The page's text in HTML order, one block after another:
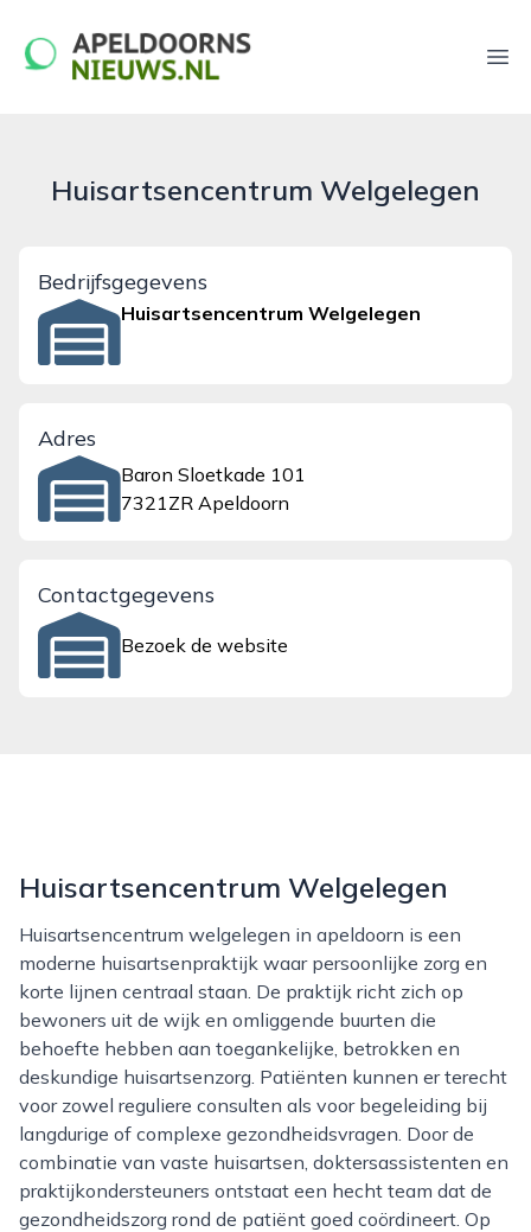
apeldoornsnieuws.nl
Huisartsencentrum Welgelegen
Bedrijfsgegevens
Huisartsencentrum Welgelegen
Adres
Baron Sloetkade 101
7321ZR Apeldoorn
Contactgegevens
Bezoek de website
Huisartsencentrum Welgelegen
Huisartsencentrum welgelegen in apeldoorn is een
moderne huisartsenpraktijk waar persoonlijke zorg en
korte lijnen centraal staan. De praktijk richt zich op
bewoners uit de wijk en omliggende buurten die
behoefte hebben aan toegankelijke, betrokken en
deskundige huisartsenzorg. Patiënten kunnen er terecht
voor zowel reguliere consulten als voor begeleiding bij
langdurige of complexe gezondheidsvragen. Door de
combinatie van vaste huisartsen, doktersassistenten en
praktijkondersteuners ontstaat een hecht team dat de
gezondheidszorg rond de patiënt goed coördineert. Op